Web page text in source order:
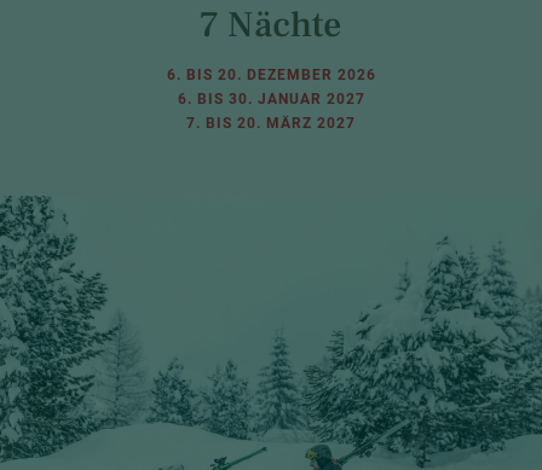
7 Nächte
6. BIS 20. DEZEMBER 2026
6. BIS 30. JANUAR 2027
7. BIS 20. MÄRZ 2027